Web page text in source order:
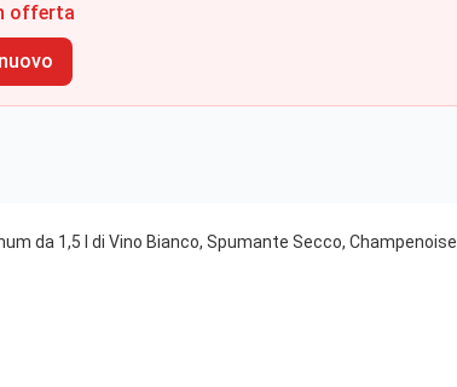
offerta
da 1,5 l di Vino Bianco, Spumante Secco, Champenoise